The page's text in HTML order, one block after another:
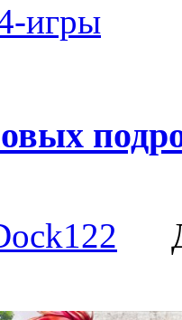
игры